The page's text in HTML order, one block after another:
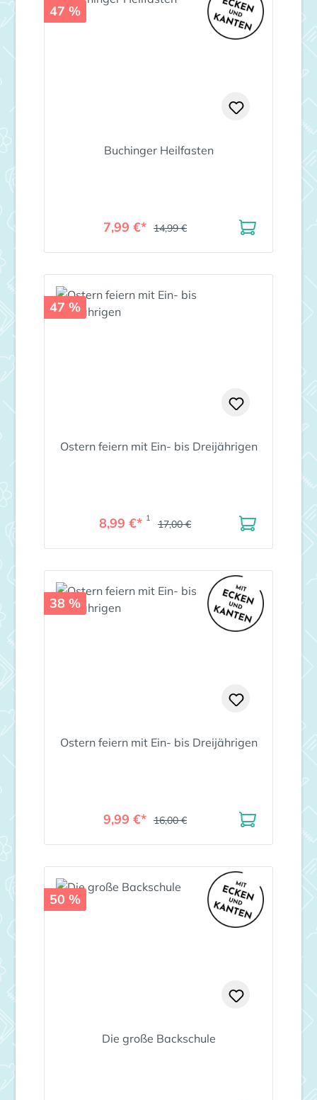
47 %
Buchinger Heilfasten
7,99 €* 14,99 €
47 %
Ostern feiern mit Ein- bis Dreijährigen
8,99 €* 1 17,00 €
38 %
Ostern feiern mit Ein- bis Dreijährigen
9,99 €* 16,00 €
50 %
Die große Backschule